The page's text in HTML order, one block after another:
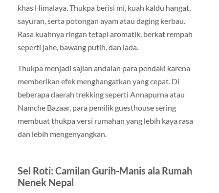
khas Himalaya. Thukpa berisi mi, kuah kaldu hangat,
sayuran, serta potongan ayam atau daging kerbau.
Rasa kuahnya ringan tetapi aromatik, berkat rempah
seperti jahe, bawang putih, dan lada.
Thukpa menjadi sajian andalan para pendaki karena
memberikan efek menghangatkan yang cepat. Di
beberapa daerah trekking seperti Annapurna atau
Namche Bazaar, para pemilik guesthouse sering
membuat thukpa versi rumahan yang lebih kaya rasa
dan lebih mengenyangkan.
Sel Roti: Camilan Gurih-Manis ala Rumah
Nenek Nepal